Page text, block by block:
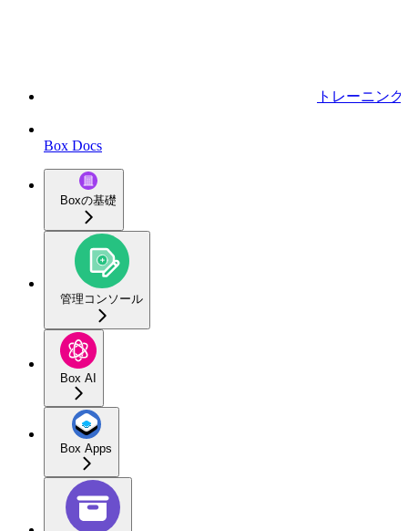
トレーニング
Box Docs
Boxの基礎
管理コンソール
Box AI
Box Apps